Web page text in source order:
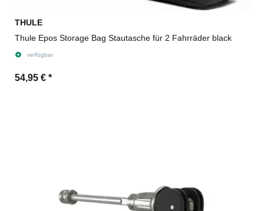
THULE
Thule Epos Storage Bag Stautasche für 2 Fahrräder black
verfügbar
54,95 € *